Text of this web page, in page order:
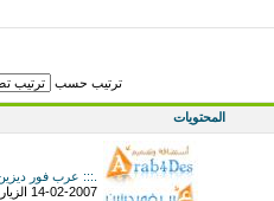
ترتيب حسب
المحتويات
.::: عرب فور
14-02-2007 الزيارات 4633